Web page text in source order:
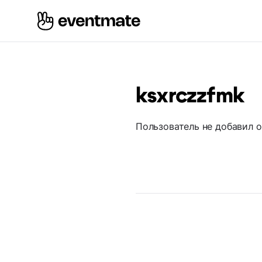
ksxrczzfmk
Пользователь не добавил